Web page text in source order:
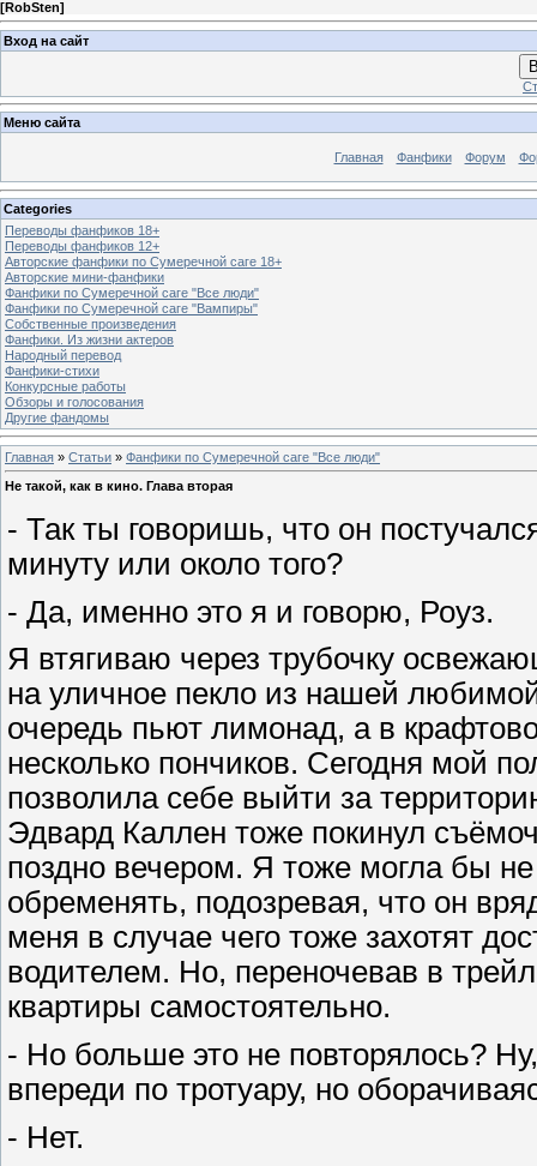
[RobSten]
Вход на сайт
Меню сайта
Главная Фанфики Форум
Categories
Переводы фанфиков 18+
Переводы фанфиков 12+
Авторские фанфики по Сумеречной саге 18+
Авторские мини-фанфики
Фанфики по Сумеречной саге "Все люди"
Фанфики по Сумеречной саге "Вампиры"
Собственные произведения
Фанфики. Из жизни актеров
Народный перевод
Фанфики-стихи
Конкурсные работы
Обзоры и голосования
Другие фандомы
Главная » Статьи » Фанфики по Сумеречной саге "Все люди"
Не такой, как в кино. Глава вторая
- Так ты говоришь, что он
минуту или около того?
- Да, именно это я и говорю, Роуз.
Я втягиваю через трубочку
на уличное пекло из нашей
очередь пьют лимонад, а в
несколько пончиков. Сегодня мой
позволила себе выйти за
Эдвард Каллен тоже покинул
поздно вечером. Я тоже могла бы
обременять, подозревая, что он
меня в случае чего тоже захотят
водителем. Но, переночевав в
квартиры самостоятельно.
- Но больше это не повторялось?
впереди по тротуару, но
- Нет.